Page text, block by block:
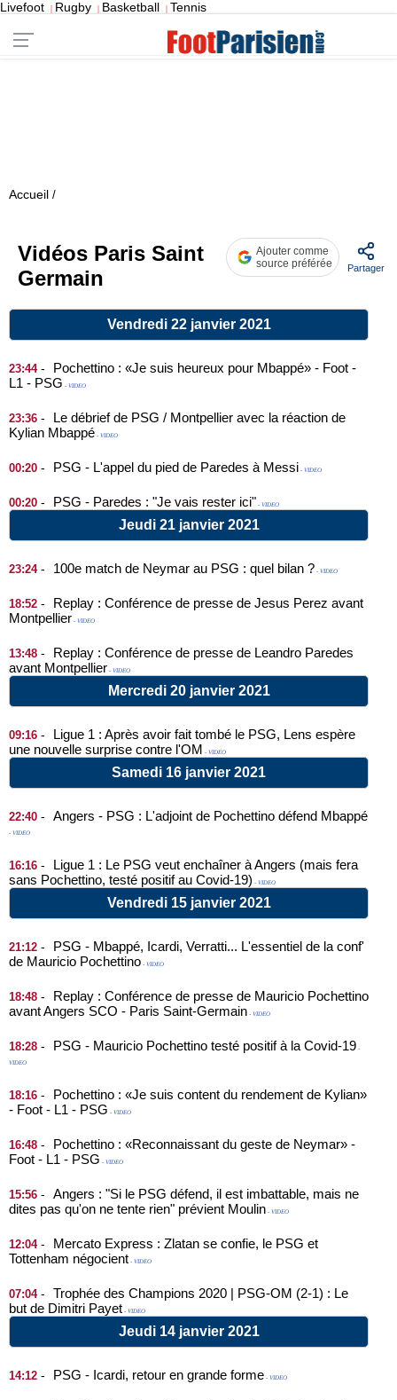
Livefoot | Rugby | Basketball | Tennis
Accueil /
Vidéos Paris Saint
Germain
Ajouter comme
source préférée
Partager
Vendredi 22 janvier 2021
23:44-
Pochettino : «Je suis heureux pour Mbappé» - Foot -
L1 - PSG - VIDEO
23:36 -
Le débrief de PSG / Montpellier avec la réaction de
Kylian Mbappé - VIDEO
00:20 - PSG - L'appel du pied de Paredes à Messi - VIDEO
00:20 - PSG - Paredes : "Je vais rester ici" - VIDEO
Jeudi 21 janvier 2021
23:24- 100e match de Neymar au PSG : quel bilan ? - VIDEO
18:52 -
Replay : Conférence de presse de Jesus Perez avant
Montpellier - VIDEO
13:48 -
Replay : Conférence de presse de Leandro Paredes
avant Montpellier - VIDEO
Mercredi 20 janvier 2021
09:16 -
Ligue 1 : Après avoir fait tombé le PSG, Lens espère
une nouvelle surprise contre l'OM - VIDEO
Samedi 16 janvier 2021
22:40 - Angers - PSG : L'adjoint de Pochettino défend Mbappé
- VIDEO
16:16 -
Ligue 1 : Le PSG veut enchaîner à Angers (mais fera
sans Pochettino, testé positif au Covid-19) - VIDEO
Vendredi 15 janvier 2021
21:12 -
PSG - Mbappé, Icardi, Verratti... L'essentiel de la conf'
de Mauricio Pochettino - VIDEO
18:48 -
Replay : Conférence de presse de Mauricio Pochettino
avant Angers SCO - Paris Saint-Germain - VIDEO
18:28 - PSG - Mauricio Pochettino testé positif à la Covid-19 -
VIDEO
18:16 -
Pochettino : «Je suis content du rendement de Kylian»
- Foot - L1 - PSG - VIDEO
16:48 -
Pochettino : «Reconnaissant du geste de Neymar» -
Foot - L1 - PSG - VIDEO
15:56 -
Angers : "Si le PSG défend, il est imbattable, mais ne
dites pas qu'on ne tente rien" prévient Moulin - VIDEO
12:04-
Mercato Express : Zlatan se confie, le PSG et
Tottenham négocient - VIDEO
07:04-
Trophée des Champions 2020 | PSG-OM (2-1) : Le
but de Dimitri Payet - VIDEO
Jeudi 14 janvier 2021
14:12 - PSG - Icardi, retour en grande forme - VIDEO